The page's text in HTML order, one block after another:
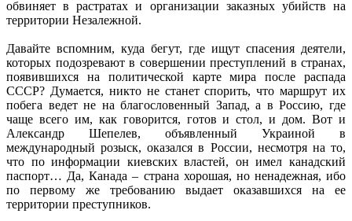
обвиняет в растратах и организации заказных убийств на
территории Незалежной.
Давайте вспомним, куда бегут, где ищут спасения деятели,
которых подозревают в совершении преступлений в странах,
появившихся на политической карте мира после распада
СССР? Думается, никто не станет спорить, что маршрут их
побега ведет не на благословенный Запад, а в Россию, где
чаще всего им, как говорится, готов и стол, и дом. Вот и
Александр Шепелев, объявленный Украиной в
международный розыск, оказался в России, несмотря на то,
что по информации киевских властей, он имел канадский
паспорт… Да, Канада – страна хорошая, но ненадежная, ибо
по первому же требованию выдает оказавшихся на ее
территории преступников.